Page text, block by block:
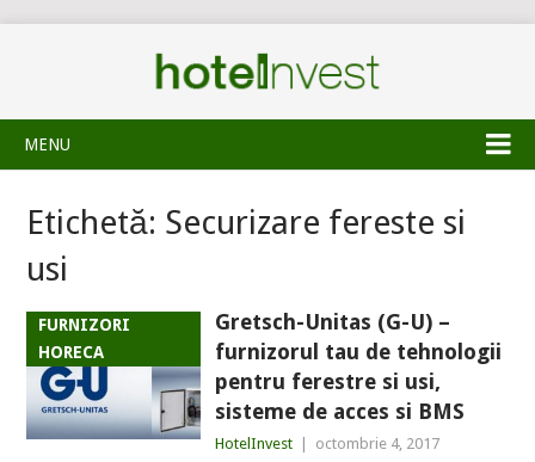
MENU
Etichetă: Securizare fereste si
usi
FURNIZORI
HORECA
Gretsch-Unitas (G-U) –
furnizorul tau de tehnologii
pentru ferestre si usi,
sisteme de acces si BMS
HotelInvest octombrie 4, 2017